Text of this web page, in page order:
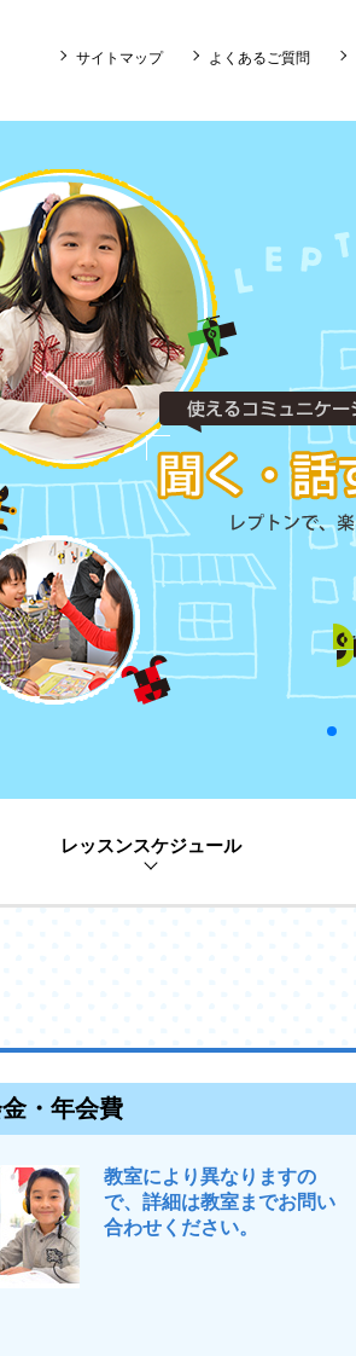
サイトマップ よくあるご質問
レッスンスケジュール
・年会費
教室により異なりますの
で、詳細は教室までお問い
合わせください。